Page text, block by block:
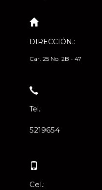
DIRECCIÓN.:
Car. 25 No. 2B - 47
Tel.:
5219654
Cel.: